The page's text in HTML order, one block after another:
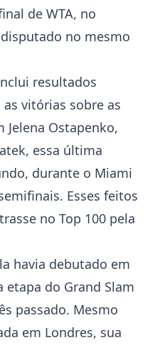
de WTA, no
no mesmo
resultados
vitórias sobre as
Jelena Ostapenko,
essa última
durante o Miami
Esses feitos
no Top 100 pela
havia debutado em
etapa do Grand Slam
passado. Mesmo
em Londres, sua